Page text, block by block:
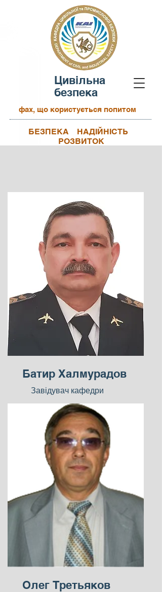
Цивільна
безпека
фах, що користується попитом
БЕЗПЕКА НАДІЙНІСТЬ
РОЗВИТОК
Батир Халмурадов
Завідувач кафедри
Олег Третьяков